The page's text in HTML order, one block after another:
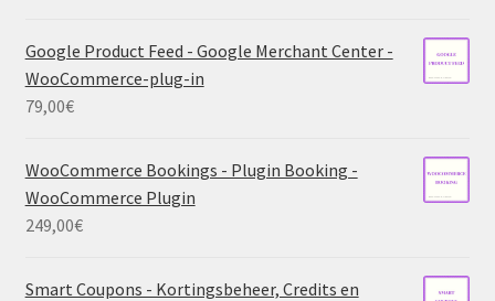
Google Product Feed - Google Merchant Center -
WooCommerce-plug-in
79,00€
WooCommerce Bookings - Plugin Booking -
WooCommerce Plugin
249,00€
Smart Coupons - Kortingsbeheer, Credits en